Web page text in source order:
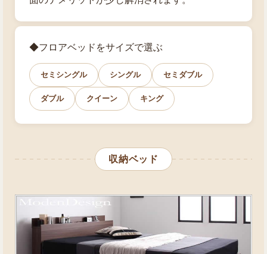
◆フロアベッドをサイズで選ぶ
セミシングル シングル セミダブル
ダブル クイーン キング
収納ベッド